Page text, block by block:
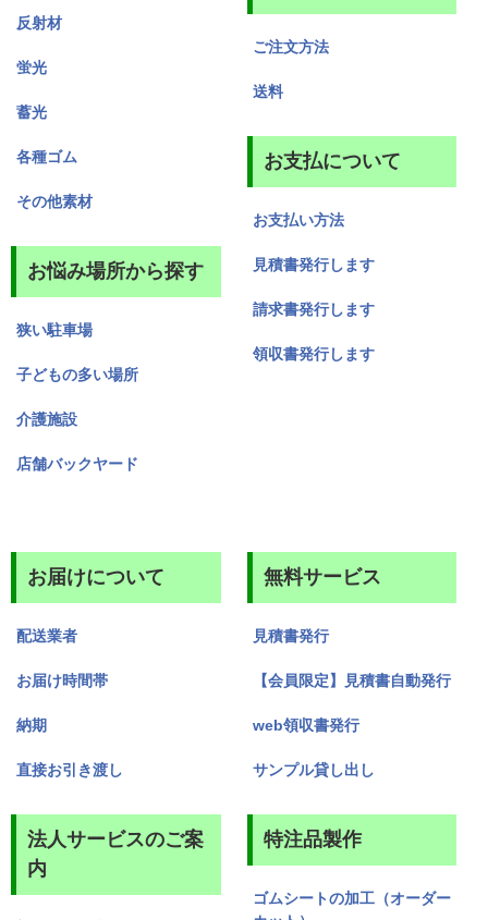
反射材
蛍光
蓄光
各種ゴム
その他素材
お悩み場所から探す
狭い駐車場
子どもの多い場所
介護施設
店舗バックヤード
ご注文方法
送料
お支払について
お支払い方法
見積書発行します
請求書発行します
領収書発行します
お届けについて
配送業者
お届け時間帯
納期
直接お引き渡し
法人サービスのご案
内
無料サービス
見積書発行
【会員限定】見積書自動発行
web領収書発行
サンプル貸し出し
特注品製作
ゴムシートの加工（オーダー